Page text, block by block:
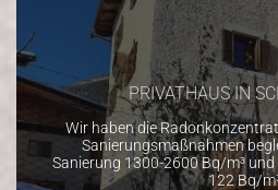
PRIVATHAUS IN
Wir haben die
Sanierungsmaßnahmen
Sanierung 1300-2600 Bq/m³
122 Bq/